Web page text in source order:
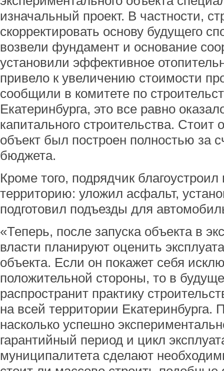
изначальный проект. В частности,
скорректировать основу будущего
возвели фундамент и основание
установили эффективное
привело к увеличению стоимости
сообщили в комитете по
Екатеринбурга, это все равно
капитального строительства. Стоит
объект был построен полностью за
бюджета.
Кроме того, подрядчик
территорию: уложил асфальт,
подготовил подъезды для
«Теперь, после запуска объекта в
власти планируют оценить
объекта. Если он покажет себя
положительной стороны, то в
распространит практику
на всей территории Екатеринбурга.
насколько успешно
гарантийный период и цикл
муниципалитета сделают